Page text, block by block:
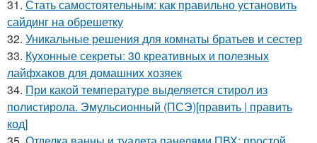
31. Стать самостоятельным: как правильно установить
сайдинг на обрешетку
32. Уникальные решения для комнаты братьев и сестер
33. Кухонные секреты: 30 креативных и полезных
лайфхаков для домашних хозяек
34. При какой температуре выделяется стирол из
полистирола. Эмульсионный (ПСЭ)[править | править
код]